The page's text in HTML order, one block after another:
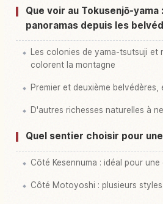
Que voir au Tokusenjō-yama
panoramas depuis les
Les colonies de yama-tsutsuji et
colorent la montagne
Premier et deuxième
D'autres richesses naturelles à
Quel sentier choisir pour
Côté Kesennuma : idéal pour
Côté Motoyoshi : plusieurs